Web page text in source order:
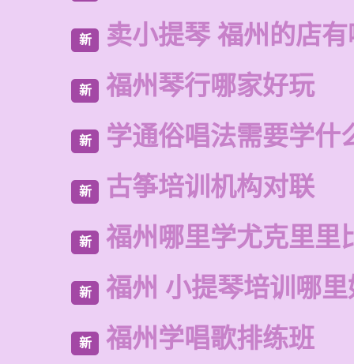
新 卖小提琴 福州的店
新 福州琴行哪家好玩
新 学通俗唱法需要学什
新 古筝培训机构对联
新 福州哪里学尤克里里
新 福州 小提琴培训哪
新 福州学唱歌排练班